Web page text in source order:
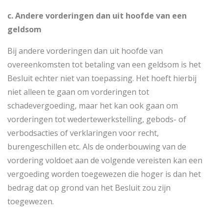
c. Andere vorderingen dan uit hoofde van een
geldsom
Bij andere vorderingen dan uit hoofde van
overeenkomsten tot betaling van een geldsom is het
Besluit echter niet van toepassing. Het hoeft hierbij
niet alleen te gaan om vorderingen tot
schadevergoeding, maar het kan ook gaan om
vorderingen tot wedertewerkstelling, gebods- of
verbodsacties of verklaringen voor recht,
burengeschillen etc. Als de onderbouwing van de
vordering voldoet aan de volgende vereisten kan een
vergoeding worden toegewezen die hoger is dan het
bedrag dat op grond van het Besluit zou zijn
toegewezen.